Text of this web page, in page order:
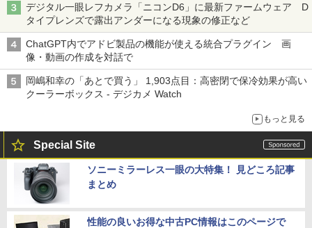
デジタル一眼レフカメラ「ニコンD6」に最新ファームウェア D
タイプレンズで露出アンダーになる現象の修正など
ChatGPT内でアドビ製品の機能が使える統合プラグイン 画
像・動画の作成を対話で
岡嶋和幸の「あとで買う」 1,903点目：高密閉で保冷効果が高い
クーラーボックス - デジカメ Watch
もっと見る
Special Site
ソニーミラーレス一眼の大特集！ 見どころ記事
まとめ
性能の良いお得な中古PC情報はこのページで